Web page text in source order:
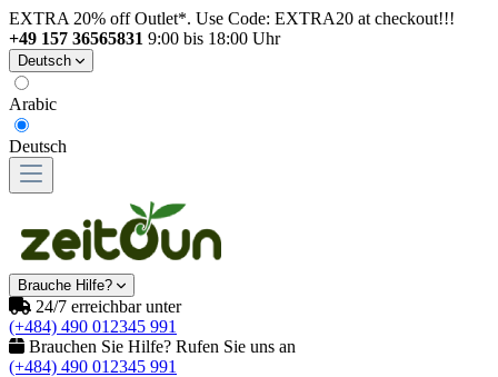
EXTRA 20% off Outlet*. Use Code: EXTRA20 at checkout!!!
+49 157 36565831 9:00 bis 18:00 Uhr
Deutsch
Arabic
Deutsch
Brauche Hilfe?
24/7 erreichbar unter
(+484) 490 012345 991
Brauchen Sie Hilfe? Rufen Sie uns an
(+484) 490 012345 991